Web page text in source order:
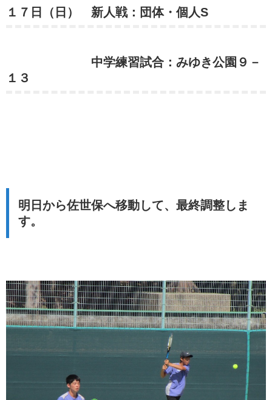
１７日（日） 新人戦：団体・個人S
中学練習試合：みゆき公園９－
１３
明日から佐世保へ移動して、最終調整しま
す。